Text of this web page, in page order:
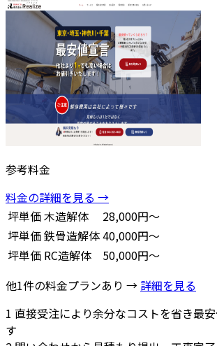
参考料金
料金の詳細を見る →
坪単価木造解体
28,000円～
坪単価鉄骨造解体40,000円～
坪単価 RC造解体
50,000円～
他1件の料金プランあり → 詳細を見る
1 直接受注により余分なコストを省き最
す